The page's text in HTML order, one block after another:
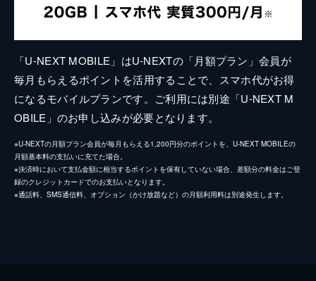
「U-NEXT MOBILE」はU-NEXTの「月額プラン」会員が
毎月もらえるポイントを活用することで、スマホ代がお得
になるモバイルプランです。ご利用には別途「U-NEXT M
OBILE」のお申し込みが必要となります。
※U-NEXTの月額プラン会員が毎月もらえる1,200円分のポイントを、U-NEXT MOBILEの
月額基本料の支払いに充てた場合。
※決済時において支払金額に相当するポイントを保有していない場合、差額分の料金はご登
録のクレジットカードでのお支払いとなります。
※通話料、SMS通信料、オプション（かけ放題など）の月額利用料は別途発生します。